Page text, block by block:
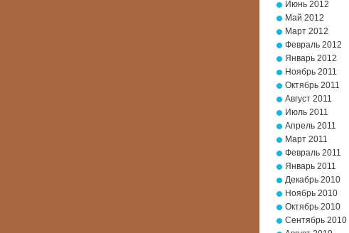
Июнь 2012
Май 2012
Март 2012
Февраль 2012
Январь 2012
Ноябрь 2011
Октябрь 2011
Август 2011
Июль 2011
Апрель 2011
Март 2011
Февраль 2011
Январь 2011
Декабрь 2010
Ноябрь 2010
Октябрь 2010
Сентябрь 2010